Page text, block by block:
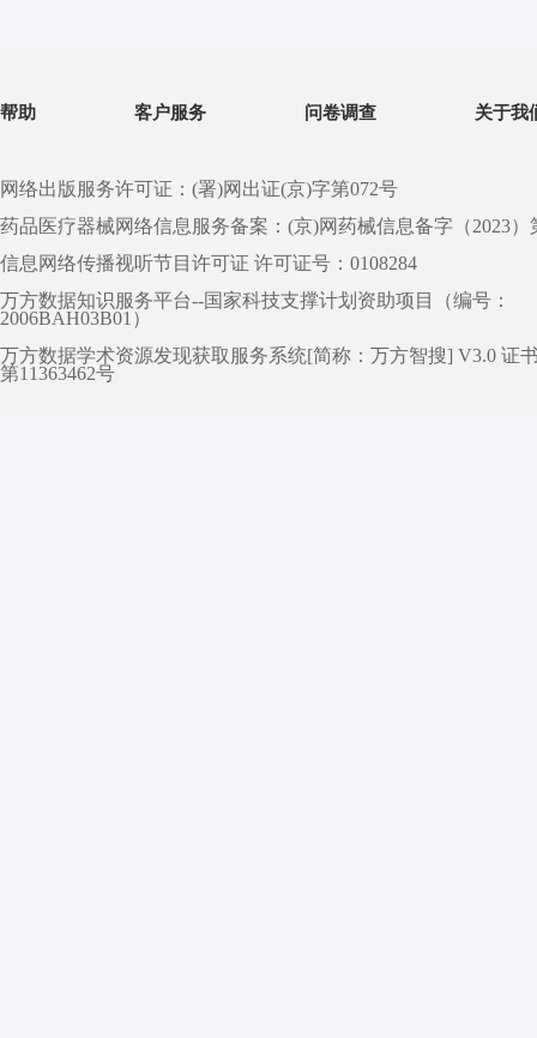
帮助 客户服务 问卷调查 关于我
网络出版服务许可证：(署)网出证(京)字第072号
药品医疗器械网络信息服务备案：(京)网药械信息备字（2023）
信息网络传播视听节目许可证 许可证号：0108284
万方数据知识服务平台--国家科技支撑计划资助项目（编号：
2006BAH03B01）
万方数据学术资源发现获取服务系统[简称：万方智搜] V3.0 证
第11363462号